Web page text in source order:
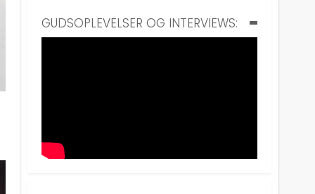
GUDSOPLEVELSER OG INTERVIEWS: